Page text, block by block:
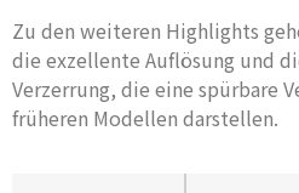
Zu den weiteren Highlights
die exzellente Auflösung und
Verzerrung, die eine spürbare
früheren Modellen darstellen.